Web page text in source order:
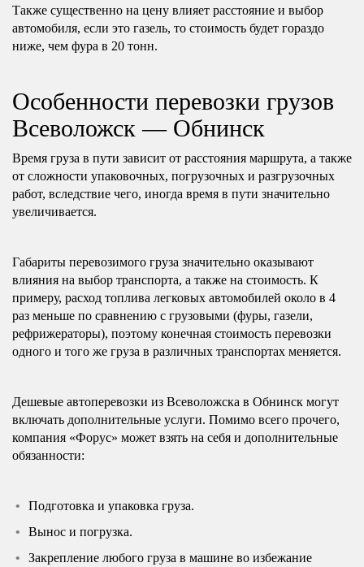
Также существенно на цену влияет расстояние и выбор
автомобиля, если это газель, то стоимость будет гораздо
ниже, чем фура в 20 тонн.
Особенности перевозки грузов
Всеволожск — Обнинск
Время груза в пути зависит от расстояния маршрута, а также
от сложности упаковочных, погрузочных и разгрузочных
работ, вследствие чего, иногда время в пути значительно
увеличивается.
Габариты перевозимого груза значительно оказывают
влияния на выбор транспорта, а также на стоимость. К
примеру, расход топлива легковых автомобилей около в 4
раз меньше по сравнению с грузовыми (фуры, газели,
рефрижераторы), поэтому конечная стоимость перевозки
одного и того же груза в различных транспортах меняется.
Дешевые автоперевозки из Всеволожска в Обнинск могут
включать дополнительные услуги. Помимо всего прочего,
компания «Форус» может взять на себя и дополнительные
обязанности:
Подготовка и упаковка груза.
Вынос и погрузка.
Закрепление любого груза в машине во избежание